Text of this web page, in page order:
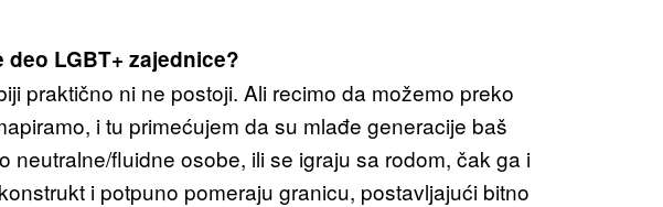
LGBT+ zajednice?
praktično ni ne postoji. Ali recimo da možemo preko
i tu primećujem da su mlađe generacije baš
neutralne/fluidne osobe, ili se igraju sa rodom, čak ga i
i potpuno pomeraju granicu, postavljajući bitno